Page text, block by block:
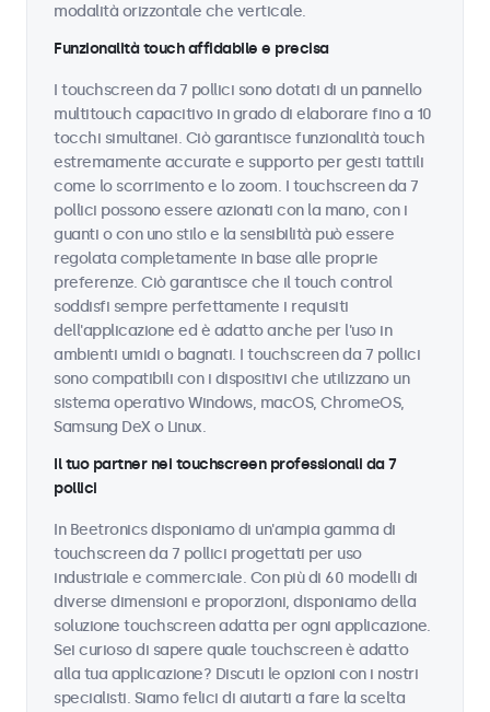
modalità orizzontale che verticale.
Funzionalità touch affidabile e precisa
I touchscreen da 7 pollici sono dotati di un pannello
multitouch capacitivo in grado di elaborare fino a 10
tocchi simultanei. Ciò garantisce funzionalità touch
estremamente accurate e supporto per gesti tattili
come lo scorrimento e lo zoom. I touchscreen da 7
pollici possono essere azionati con la mano, con i
guanti o con uno stilo e la sensibilità può essere
regolata completamente in base alle proprie
preferenze. Ciò garantisce che il touch control
soddisfi sempre perfettamente i requisiti
dell'applicazione ed è adatto anche per l'uso in
ambienti umidi o bagnati. I touchscreen da 7 pollici
sono compatibili con i dispositivi che utilizzano un
sistema operativo Windows, macOS, ChromeOS,
Samsung DeX o Linux.
Il tuo partner nei touchscreen professionali da 7
pollici
In Beetronics disponiamo di un'ampia gamma di
touchscreen da 7 pollici progettati per uso
industriale e commerciale. Con più di 60 modelli di
diverse dimensioni e proporzioni, disponiamo della
soluzione touchscreen adatta per ogni applicazione.
Sei curioso di sapere quale touchscreen è adatto
alla tua applicazione? Discuti le opzioni con i nostri
specialisti. Siamo felici di aiutarti a fare la scelta